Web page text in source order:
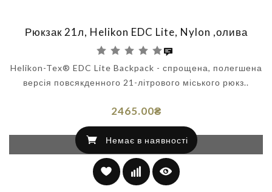
Немає в наявності
Рюкзак 21л, Helikon EDC Lite, Nylon ,олива
Helikon-Tex® EDC Lite Backpack - спрощена, полегшена
версія повсякденного 21-літрового міського рюкз..
2465.00₴
Немає в наявності